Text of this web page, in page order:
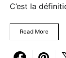
C’est la
Read More